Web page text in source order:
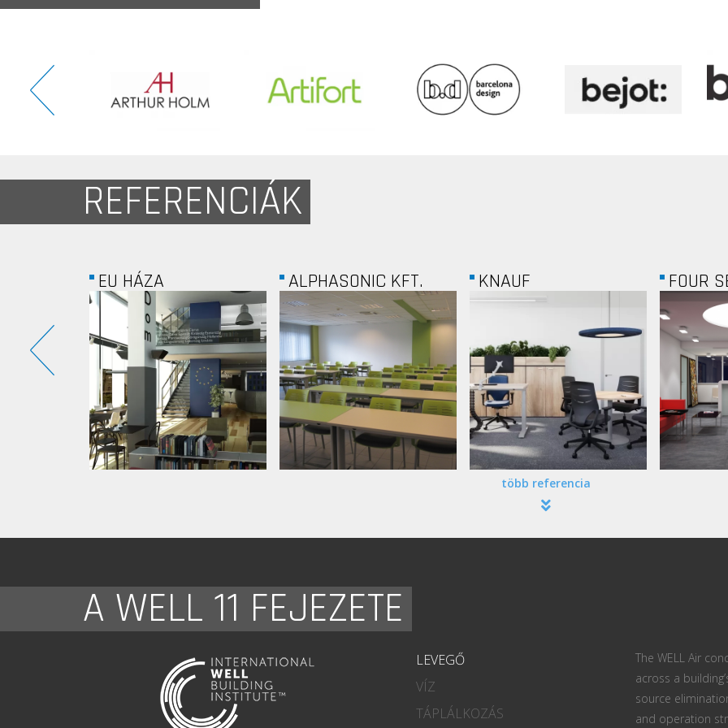
REFERENCIÁK
ALPHASONIC KFT. KNAUF FOUR SEASON...
több referencia
A WELL 11 FEJEZETE
LEVEGŐ
VÍZ
TÁPLÁLKOZÁS
The WELL Air
across a
source
and operation